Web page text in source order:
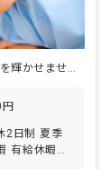
2日制 夏季
有給休暇